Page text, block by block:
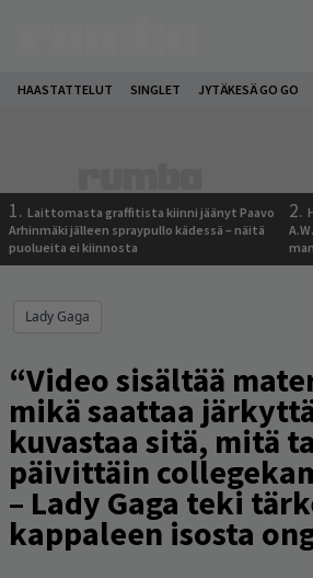
HAASTATTELUT SINGLET JYTÄKESÄ GO GO
1. Laittomasta graffitista kiinni jäänyt Paavo
Arhinmäki jälleen spraypullo kädessä – näitä
puolueita ei kiinnosta
2.
Lady Gaga
“Video sisältää
mikä saattaa
kuvastaa sitä, mitä
päivittäin
– Lady Gaga teki
kappaleen isosta